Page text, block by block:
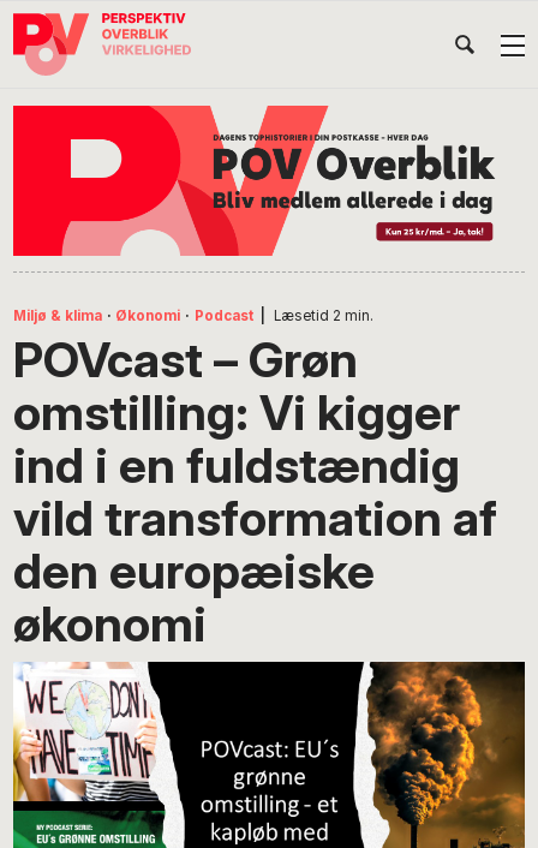
Gå
direkte
Skip
indhold
Gå
direkte
Miljø & klima · Økonomi · Podcast Læsetid 2 min.
POVcast – Grøn
omstilling: Vi kigger
ind i en fuldstændig
vild transformation af
den europæiske
økonomi